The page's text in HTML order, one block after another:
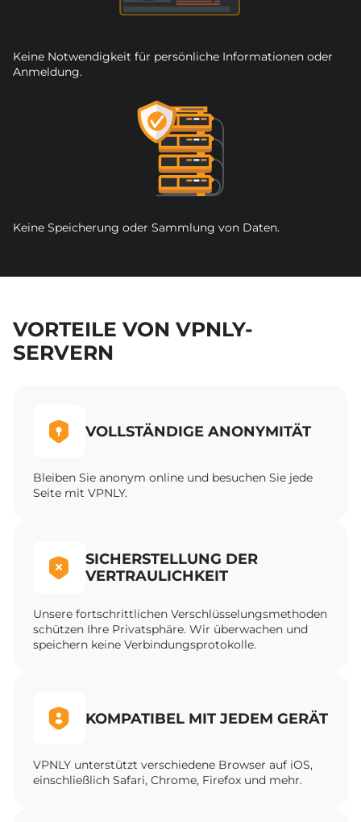
Keine Notwendigkeit für persönliche Informationen oder
Anmeldung.
Keine Speicherung oder Sammlung von Daten.
VORTEILE VON VPNLY-
SERVERN
VOLLSTÄNDIGE ANONYMITÄT
Bleiben Sie anonym online und besuchen Sie jede
Seite mit VPNLY.
SICHERSTELLUNG DER
VERTRAULICHKEIT
Unsere fortschrittlichen Verschlüsselungsmethoden
schützen Ihre Privatsphäre. Wir überwachen und
speichern keine Verbindungsprotokolle.
KOMPATIBEL MIT JEDEM GERÄT
VPNLY unterstützt verschiedene Browser auf iOS,
einschließlich Safari, Chrome, Firefox und mehr.